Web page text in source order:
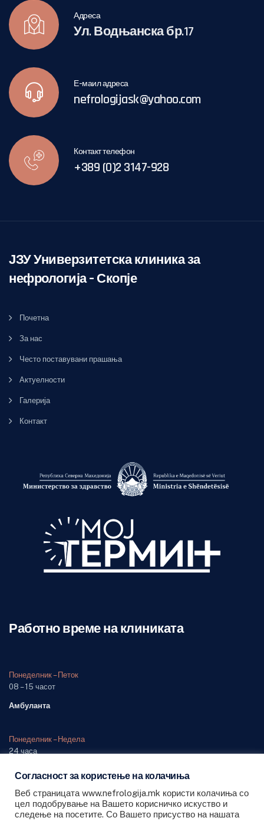
Адреса
Ул. Водњанска бр.17
Е-маил адреса
nefrologijask@yahoo.com
Контакт телефон
+389 (0)2 3147-928
ЈЗУ Универзитетска клиника за
нефрологија – Скопје
Почетна
За нас
Често поставувани прашања
Актуелности
Галерија
Контакт
Работно време на клиниката
Понеделник – Петок
08 – 15 часот
Амбуланта
Понеделник – Недела
24 часа
Одделение (дежурна служба)
Согласност за користење на колачиња
Веб страницата www.nefrologija.mk користи колачиња со
цел подобрување на Вашето корисничко искуство и
следење на посетите. Со Вашето присуство на нашата